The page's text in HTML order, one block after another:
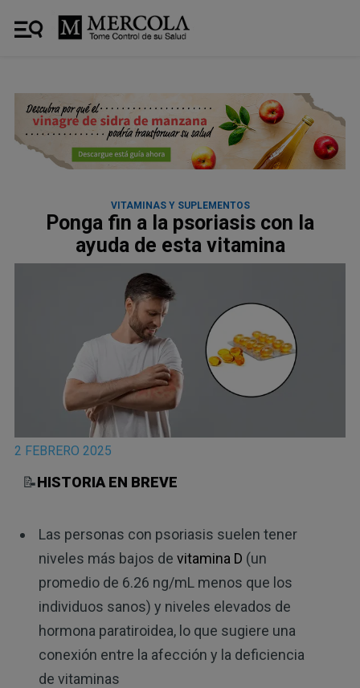
VITAMINAS Y SUPLEMENTOS
Ponga fin a la psoriasis con la
ayuda de esta vitamina
2 FEBRERO 2025
📝HISTORIA EN BREVE
Las personas con psoriasis suelen tener
niveles más bajos de vitamina D (un
promedio de 6.26 ng/mL menos que los
individuos sanos) y niveles elevados de
hormona paratiroidea, lo que sugiere una
conexión entre la afección y la deficiencia
de vitaminas